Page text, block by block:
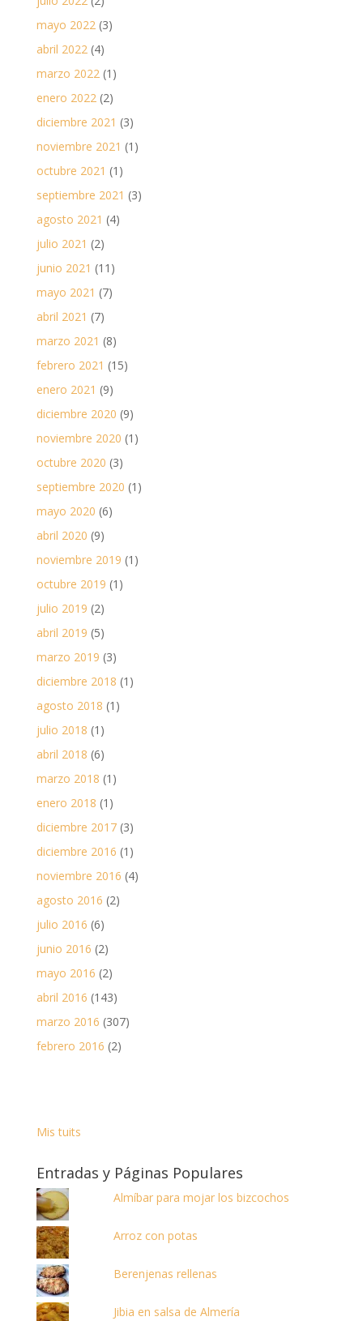
mayo 2022(3)
abril 2022(4)
marzo 2022(1)
enero 2022(2)
diciembre 2021 (3)
noviembre 2021 (1)
octubre 2021 (1)
septiembre 2021 (3)
agosto 2021 (4)
julio 2021 (2)
junio 2021 (11)
mayo 2021 (7)
abril 2021 (7)
marzo 2021 (8)
febrero 2021 (15)
enero 2021 (9)
diciembre 2020 (9)
noviembre 2020 (1)
octubre 2020 (3)
septiembre 2020 (1)
mayo 2020 (6)
abril 2020 (9)
noviembre 2019 (1)
octubre 2019 (1)
julio 2019 (2)
abril 2019 (5)
marzo 2019 (3)
diciembre 2018 (1)
agosto 2018 (1)
julio 2018 (1)
abril 2018 (6)
marzo 2018 (1)
enero 2018 (1)
diciembre 2017(3)
diciembre 2016 (1)
noviembre 2016 (4)
agosto 2016 (2)
julio 2016 (6)
junio 2016 (2)
mayo 2016 (2)
abril 2016 (143)
marzo 2016 (307)
febrero 2016 (2)
Mis tuits
Entradas y Páginas Populares
Almíbar para mojar los bizcochos
Arroz con potas
Berenjenas rellenas
Jibia en salsa de Almería